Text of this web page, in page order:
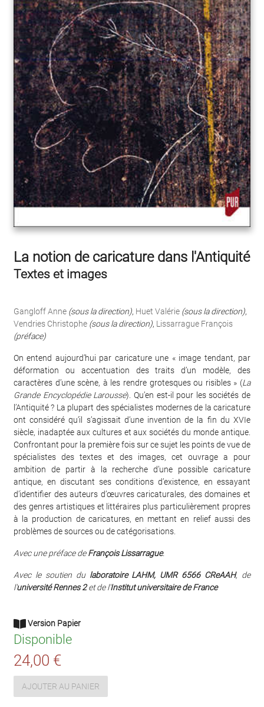
La notion de caricature dans l'Antiquité
Textes et images
Gangloff Anne (sous la direction), Huet Valérie (sous la direction),
Vendries Christophe (sous la direction), Lissarrague François
(préface)
On entend aujourd’hui par caricature une « image tendant, par
déformation ou accentuation des traits d’un modèle, des
caractères d’une scène, à les rendre grotesques ou risibles » (La
Grande Encyclopédie Larousse). Qu’en est-il pour les sociétés de
l’Antiquité ? La plupart des spécialistes modernes de la caricature
ont considéré qu’il s’agissait d’une invention de la fin du XVIe
siècle, inadaptée aux cultures et aux sociétés du monde antique.
Confrontant pour la première fois sur ce sujet les points de vue de
spécialistes des textes et des images, cet ouvrage a pour
ambition de partir à la recherche d’une possible caricature
antique, en discutant ses conditions d’existence, en essayant
d’identifier des auteurs d’œuvres caricaturales, des domaines et
des genres artistiques et littéraires plus particulièrement propres
à la production de caricatures, en mettant en relief aussi des
problèmes de sources ou de catégorisations.
Avec une préface deFrançois Lissarrague.
Avec le soutien du laboratoire LAHM, UMR 6566 CReAAH, de
l'université Rennes 2et de l'Institut universitaire de France
Version Papier
Disponible
24,00 €
AJOUTER AU PANIER